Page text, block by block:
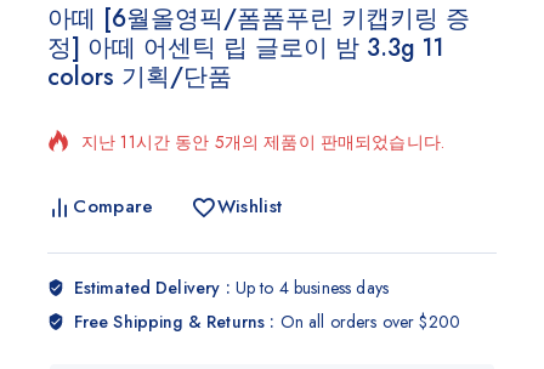
아떼 [6월올영픽/폼폼푸린 키캡키링 증
정] 아떼 어센틱 립 글로이 밤 3.3g 11
colors 기획/단품
지난 11시간 동안 5개의 제품이 판매되었습니다.
빠르게 판매 중! 18명 이상이 장바구니에 담았습니다.
Compare Wishlist
Estimated Delivery : Up to 4 business days
Free Shipping & Returns : On all orders over $200